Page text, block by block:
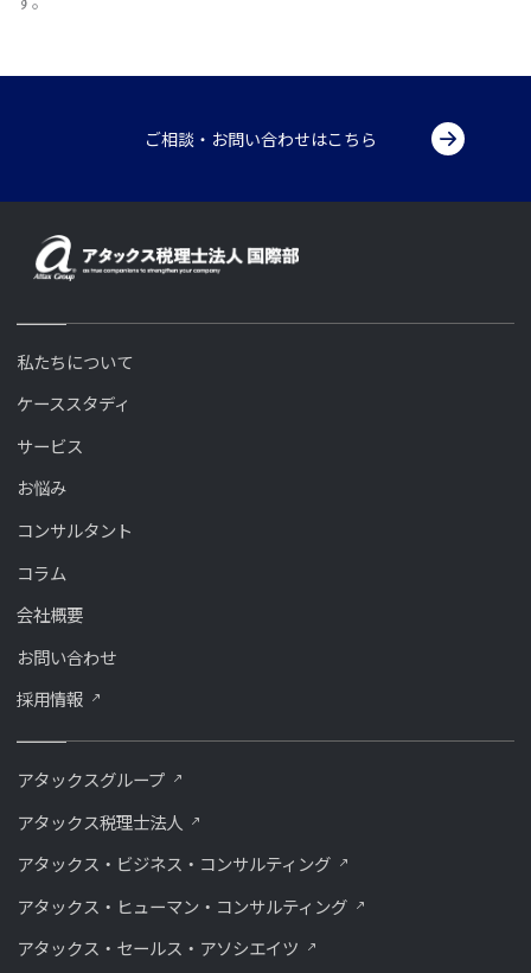
ご相談・お問い合わせはこちら
私たちについて
ケーススタディ
サービス
お悩み
コンサルタント
コラム
会社概要
お問い合わせ
採用情報
アタックスグループ
アタックス税理士法人
アタックス・ビジネス・コンサルティング
アタックス・ヒューマン・コンサルティング
アタックス・セールス・アソシエイツ